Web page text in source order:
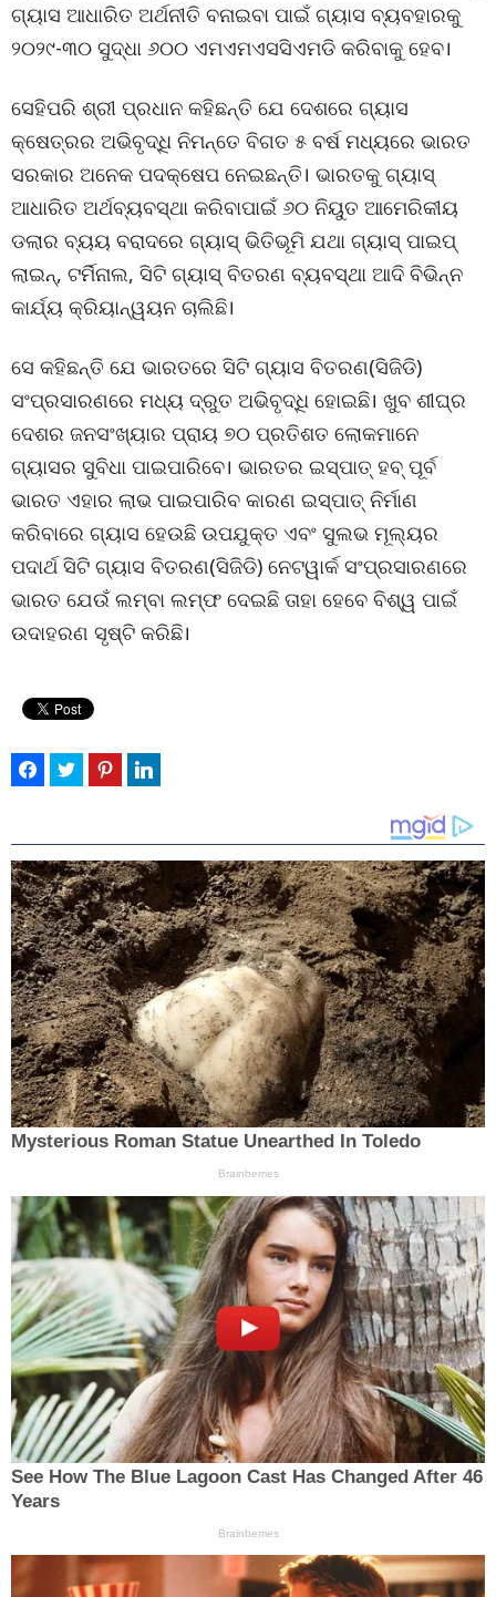
ଗ୍ୟାସ ଆଧାରିତ ଅର୍ଥନୀତି ବନାଇବା ପାଇଁ ଗ୍ୟାସ ବ୍ୟବହାରକୁ
୨୦୨୯-୩୦ ସୁଦ୍ଧା ୬୦୦ ଏମଏମଏସସିଏମଡି କରିବାକୁ ହେବ।
ସେହିପରି ଶ୍ରୀ ପ୍ରଧାନ କହିଛନ୍ତି ଯେ ଦେଶରେ ଗ୍ୟାସ
କ୍ଷେତ୍ରର ଅଭିବୃଦ୍ଧି ନିମନ୍ତେ ବିଗତ ୫ ବର୍ଷ ମଧ୍ୟରେ ଭାରତ
ସରକାର ଅନେକ ପଦକ୍ଷେପ ନେଇଛନ୍ତି। ଭାରତକୁ ଗ୍ୟାସ୍
ଆଧାରିତ ଅର୍ଥବ୍ୟବସ୍ଥା କରିବାପାଇଁ ୬୦ ନିୟୁତ ଆମେରିକୀୟ
ଡଲାର ବ୍ୟୟ ବରାଦରେ ଗ୍ୟାସ୍ ଭିତିଭୂମି ଯଥା ଗ୍ୟାସ୍ ପାଇପ୍
ଲାଇନ୍, ଟର୍ମିନାଲ, ସିଟି ଗ୍ୟାସ୍ ବିତରଣ ବ୍ୟବସ୍ଥା ଆଦି ବିଭିନ୍ନ
କାର୍ଯ୍ୟ କ୍ରିୟାନ୍ୱୟନ ଚାଲିଛି।
ସେ କହିଛନ୍ତି ଯେ ଭାରତରେ ସିଟି ଗ୍ୟାସ ବିତରଣ(ସିଜିଡି)
ସଂପ୍ରସାରଣରେ ମଧ୍ୟ ଦ୍ରୁତ ଅଭିବୃଦ୍ଧି ହୋଇଛି। ଖୁବ ଶୀଘ୍ର
ଦେଶର ଜନସଂଖ୍ୟାର ପ୍ରାୟ ୭୦ ପ୍ରତିଶତ ଲୋକମାନେ
ଗ୍ୟାସର ସୁବିଧା ପାଇପାରିବେ। ଭାରତର ଇସ୍ପାତ୍ ହବ୍ ପୂର୍ବ
ଭାରତ ଏହାର ଲାଭ ପାଇପାରିବ କାରଣ ଇସ୍ପାତ୍ ନିର୍ମାଣ
କରିବାରେ ଗ୍ୟାସ ହେଉଛି ଉପଯୁକ୍ତ ଏବଂ ସୁଲଭ ମୂଲ୍ୟର
ପଦାର୍ଥ ସିଟି ଗ୍ୟାସ ବିତରଣ(ସିଜିଡି) ନେଟୱାର୍କ ସଂପ୍ରସାରଣରେ
ଭାରତ ଯେଉଁ ଲମ୍ବା ଲମ୍ଫ ଦେଇଛି ତାହା ହେବେ ବିଶ୍ୱ ପାଇଁ
ଉଦାହରଣ ସୃଷ୍ଟି କରିଛି।